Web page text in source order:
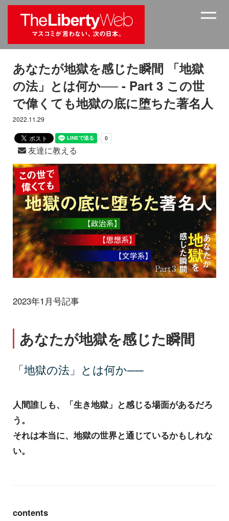
あなたが地獄を感じた瞬間 「地獄
の法」とは何か── - Part 3 この世
で偉くても地獄の底に堕ちた著名人
2022.11.29
友達に教える
2023年1月号記事
あなたが地獄を感じた瞬間
「地獄の法」とは何か──
人間誰しも、「生き地獄」と感じる場面があるだろ
う。
それは本当に、地獄の世界と通じているかもしれな
い。
contents